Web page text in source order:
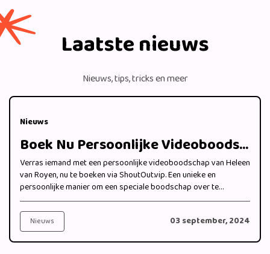
Laatste nieuws
Nieuws, tips, tricks en meer
Nieuws
Boek Nu Persoonlijke Videoboodschappen van Heleen van Royen bij ShoutOut.vip
Verras iemand met een persoonlijke videoboodschap van Heleen
van Royen, nu te boeken via ShoutOut.vip. Een unieke en
persoonlijke manier om een speciale boodschap over te
brengen.
Nieuws 03 september, 2024